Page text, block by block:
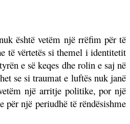
është vetëm një rrëfim për të
të vërtetës si themel i identitetit
e së keqes dhe rolin e saj në
se si traumat e luftës nuk janë
një arritje politike, por një
një periudhë të rëndësishme